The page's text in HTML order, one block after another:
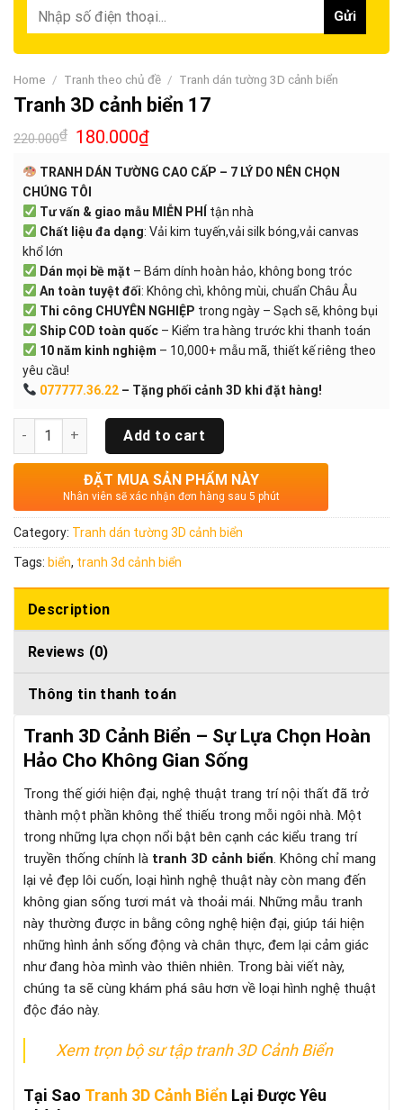
Home / Tranh theo chủ đề / Tranh dán tường 3D cảnh biển
Tranh 3D cảnh biển 17
220.000₫ 180.000₫
TRANH DÁN TƯỜNG CAO CẤP – 7 LÝ DO NÊN CHỌN
CHÚNG TÔI
Tư vấn & giao mẫu MIỄN PHÍ tận nhà
Chất liệu đa dạng: Vải kim tuyến,vải silk bóng,vải canvas
khổ lớn
Dán mọi bề mặt – Bám dính hoàn hảo, không bong tróc
An toàn tuyệt đối: Không chì, không mùi, chuẩn Châu Âu
Thi công CHUYÊN NGHIỆP trong ngày – Sạch sẽ, không bụi
Ship COD toàn quốc– Kiểm tra hàng trước khi thanh toán
10 năm kinh nghiệm – 10,000+ mẫu mã, thiết kế riêng theo
yêu cầu!
077777.36.22– Tặng phối cảnh 3D khi đặt hàng!
Quantity Add to cart
ĐẶT MUA SẢN PHẨM NÀY
Nhân viên sẽ xác nhận đơn hàng sau 5 phút
Category: Tranh dán tường 3D cảnh biển
Tags: biển, tranh 3d cảnh biển
Description
Reviews (0)
Thông tin thanh toán
Tranh 3D Cảnh Biển – Sự Lựa Chọn Hoàn
Hảo Cho Không Gian Sống
Trong thế giới hiện đại, nghệ thuật trang trí nội thất đã trở
thành một phần không thể thiếu trong mỗi ngôi nhà. Một
trong những lựa chọn nổi bật bên cạnh các kiểu trang trí
truyền thống chính là tranh 3D cảnh biển. Không chỉ mang
lại vẻ đẹp lôi cuốn, loại hình nghệ thuật này còn mang đến
không gian sống tươi mát và thoải mái. Những mẫu tranh
này thường được in bằng công nghệ hiện đại, giúp tái hiện
những hình ảnh sống động và chân thực, đem lại cảm giác
như đang hòa mình vào thiên nhiên. Trong bài viết này,
chúng ta sẽ cùng khám phá sâu hơn về loại hình nghệ thuật
độc đáo này.
Xem trọn bộ sư tập tranh 3D Cảnh Biển
Tại Sao Tranh 3D Cảnh Biển Lại Được Yêu